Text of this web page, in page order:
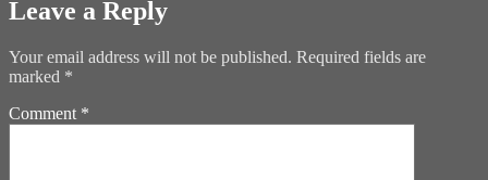
Leave a Reply
Your email address will not be published. Required fields are
marked *
Comment *